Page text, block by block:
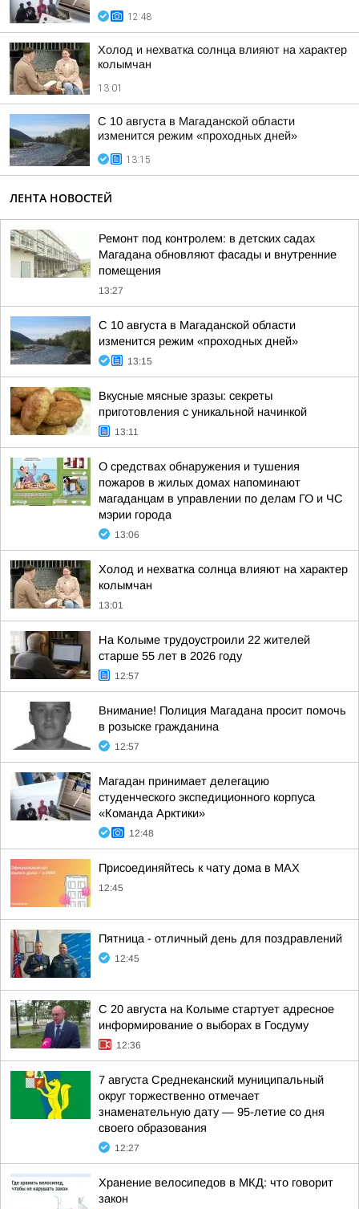
12:48
Холод и нехватка солнца влияют на характер
колымчан
13:01
С 10 августа в Магаданской области
изменится режим «проходных дней»
13:15
ЛЕНТА НОВОСТЕЙ
Ремонт под контролем: в детских садах
Магадана обновляют фасады и внутренние
помещения
13:27
С 10 августа в Магаданской области
изменится режим «проходных дней»
13:15
Вкусные мясные зразы: секреты
приготовления с уникальной начинкой
13:11
О средствах обнаружения и тушения
пожаров в жилых домах напоминают
магаданцам в управлении по делам ГО и ЧС
мэрии города
13:06
Холод и нехватка солнца влияют на характер
колымчан
13:01
На Колыме трудоустроили 22 жителей
старше 55 лет в 2026 году
12:57
Внимание! Полиция Магадана просит помочь
в розыске гражданина
12:57
Магадан принимает делегацию
студенческого экспедиционного корпуса
«Команда Арктики»
12:48
Присоединяйтесь к чату дома в MAX
12:45
Пятница - отличный день для поздравлений
12:45
С 20 августа на Колыме стартует адресное
информирование о выборах в Госдуму
12:36
7 августа Среднеканский муниципальный
округ торжественно отмечает
знаменательную дату — 95-летие со дня
своего образования
12:27
Хранение велосипедов в МКД: что говорит
закон